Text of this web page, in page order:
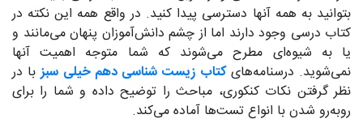
بتوانید به همه آنها دسترسی پیدا کنید. در واقع همه این نکته در
کتاب درسی وجود دارند اما از چشم دانش‌آموزان پنهان می‌مانند و
یا به شیوه‌ای مطرح می‌شوند که شما متوجه اهمیت آنها
نمی‌شوید. درسنامه‌هایکتاب زیست شناسی دهم خیلی سبز با در
نظر گرفتن نکات کنکوری، مباحث را توضیح داده و شما را برای
روبه‌رو شدن با انواع تست‌ها آماده می‌کند.